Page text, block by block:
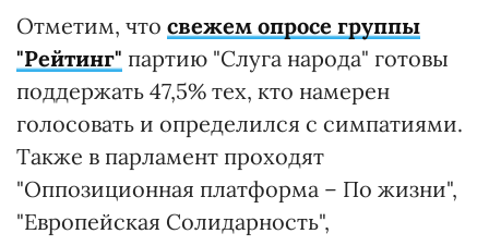
Отметим, что свежем опросе группы
"Рейтинг" партию "Слуга народа" готовы
поддержать 47,5% тех, кто намерен
голосовать и определился с симпатиями.
Также в парламент проходят
"Оппозиционная платформа – По жизни",
"Европейская Солидарность",